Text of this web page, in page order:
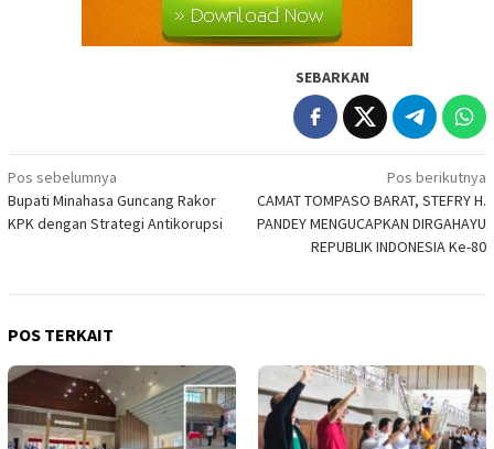
SEBARKAN
Navigasi
pos
Pos sebelumnya
Bupati Minahasa Guncang Rakor
KPK dengan Strategi Antikorupsi
Pos berikutnya
CAMAT TOMPASO BARAT, STEFRY H.
PANDEY MENGUCAPKAN DIRGAHAYU
REPUBLIK INDONESIA Ke-80
POS TERKAIT